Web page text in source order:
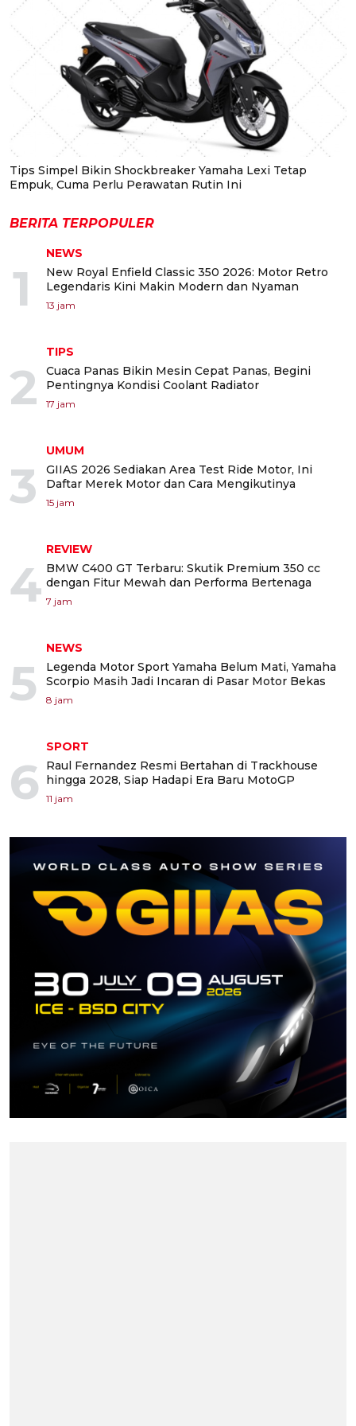
Tips Simpel Bikin Shockbreaker Yamaha Lexi Tetap
Empuk, Cuma Perlu Perawatan Rutin Ini
BERITA TERPOPULER
1
NEWS
New Royal Enfield Classic 350 2026: Motor Retro
Legendaris Kini Makin Modern dan Nyaman
13 jam
2
TIPS
Cuaca Panas Bikin Mesin Cepat Panas, Begini
Pentingnya Kondisi Coolant Radiator
17 jam
3
UMUM
GIIAS 2026 Sediakan Area Test Ride Motor, Ini
Daftar Merek Motor dan Cara Mengikutinya
15 jam
4
REVIEW
BMW C400 GT Terbaru: Skutik Premium 350 cc
dengan Fitur Mewah dan Performa Bertenaga
7 jam
5
NEWS
Legenda Motor Sport Yamaha Belum Mati, Yamaha
Scorpio Masih Jadi Incaran di Pasar Motor Bekas
8 jam
6
SPORT
Raul Fernandez Resmi Bertahan di Trackhouse
hingga 2028, Siap Hadapi Era Baru MotoGP
11 jam